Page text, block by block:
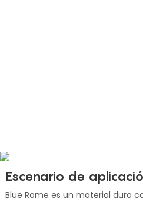
Escenario de
Blue Rome es un material duro